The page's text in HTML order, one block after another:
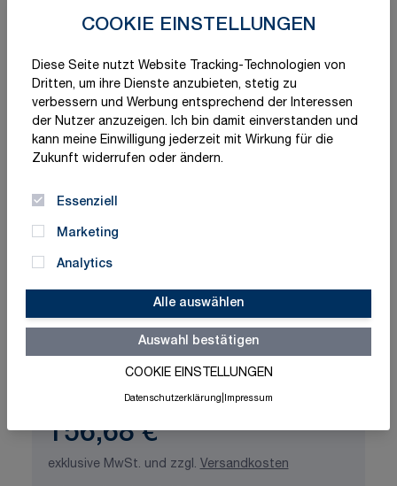
COOKIE EINSTELLUNGEN
Diese Seite nutzt Website Tracking-Technologien von
Dritten, um ihre Dienste anzubieten, stetig zu
verbessern und Werbung entsprechend der Interessen
der Nutzer anzuzeigen. Ich bin damit einverstanden und
kann meine Einwilligung jederzeit mit Wirkung für die
Zukunft widerrufen oder ändern.
Essenziell
Marketing
Analytics
Alle auswählen
Auswahl bestätigen
COOKIE EINSTELLUNGEN
Datenschutzerklärung Impressum
Schnelle Lieferung
Made in Germany
ISO-zertifizierte Qualität
156,68 €
exklusive MwSt. und zzgl. Versandkosten